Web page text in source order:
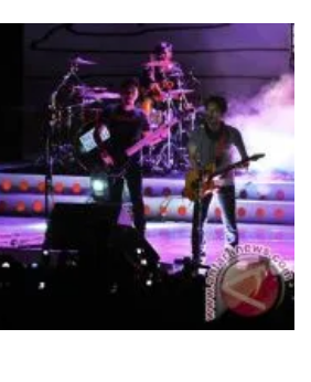
Terang" dari Peterpan dan